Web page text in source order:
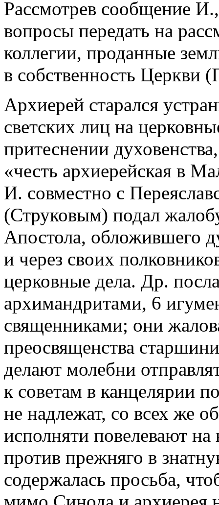
Рассмотрев сообщение
вопросы передать на
коллегии, проданные
в собственность
Архиерей старался
светских лиц на
притеснении
«честь архиерейская в
И. совместно с
(Струковым) подал
Апостола, обложившего
и через своих
церковные дела. Др.
архимандритами, 6
священниками; они
преосвященства
делают молебни
к советам в канцелярии
не надлежат, со всех же
исполняти повелевают
против прежняго в
содержалась просьба,